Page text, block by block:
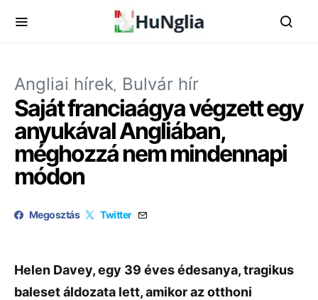
Angliai hírek Bulvár hír
Saját franciaágya végzett egy
anyukával Angliában,
méghozzá nem mindennapi
módon
Megosztás Twitter
Helen Davey, egy 39 éves édesanya, tragikus
baleset áldozata lett, amikor az otthoni